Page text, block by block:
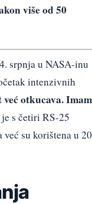
više od 50
srpnja u NASA-inu
intenzivnih
već otkucava.
s četiri RS-25
su korištena u 20